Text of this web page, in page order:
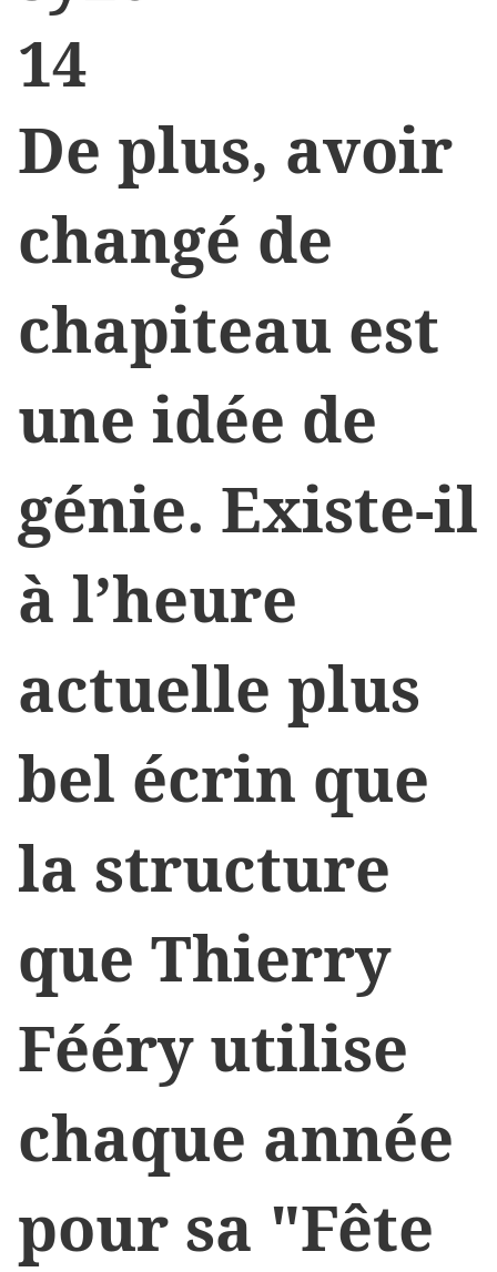
De plus, avoir
changé de
chapiteau est
une idée de
génie. Existe-il
à l’heure
actuelle plus
bel écrin que
la structure
que Thierry
Fééry utilise
chaque année
pour sa "Fête